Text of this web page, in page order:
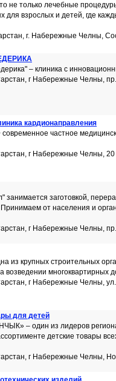
не только лечебные
для взрослых и детей, где
г. Набережные Челны,
– клиника с
г Набережные Челны,
кардионаправления
частное
г Набережные Челны, 20
занимается заготовкой,
от населения и
г Набережные Челны,
из крупных строительных
многоквартирных
г Набережные Челны,
для детей
– один из лидеров
детские товары
г Набережные Челны,